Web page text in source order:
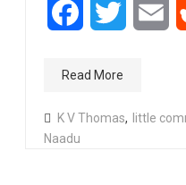
FacebookTwitter
Read More
K V Thomas, little
Naadu